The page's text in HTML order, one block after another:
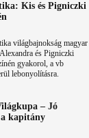
Kis és Pigniczki
világbajnokság magyar
és Pigniczki
gyakorol, a vb
lebonyolításra.
– Jó
a kapitány